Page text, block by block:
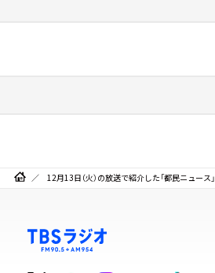
12月13日（火）の放送で紹介した「都民ニュース」